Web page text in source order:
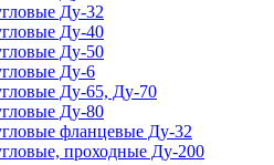
Ду-32
Ду-40
Ду-50
Ду-6
Ду-65, Ду-70
Ду-80
фланцевые Ду-32
проходные Ду-200